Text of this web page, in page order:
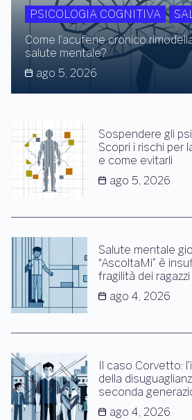
PSICOLOGIA COGNITIVA
Come l’acufene cronico
salute mentale?
ago 5, 2026
Sospendere gli
Scopri i rischi per
e come evitarli
ago 5, 2026
Salute mentale
“AscoltaMi” è
fragilità dei ragazzi
ago 4, 2026
Il caso Corvetto:
della
seconda
ago 4, 2026